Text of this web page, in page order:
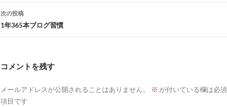
ナ
ビ
ゲ
ョ
次の投稿
1年365本ブログ習慣
コメントを残す
メールアドレスが公開されることはありません。 ※ が付いている欄は必須
項目です